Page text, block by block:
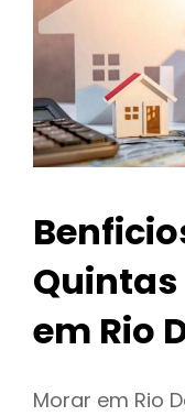
Quintas
em Rio
Morar em Rio